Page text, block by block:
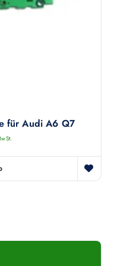
für Audi A6 Q7